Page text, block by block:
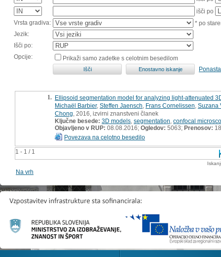
išči po
Vrsta gradiva:
* po
Jezik:
Išči po:
Opcije:
Prikaži samo zadetke s celotnim besedilom
1 - 1 / 1
1. Ellipsoid segmentation model for analyzing light-attenuated
Michaël Barbier, Steffen Jaensch Frans Cornelissen Suzana
Chong , 2016, izvirni znanstveni članek
Ključne besede: 3D models segmentation confocal
Objavljeno v RUP: 08.08.2016; Ogledov: 5063; Prenosov:
Povezava na celotno besedilo
Na vrh